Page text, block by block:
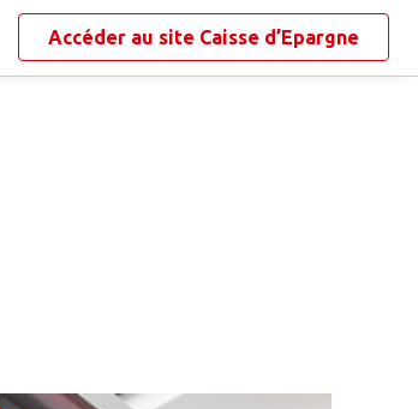
Accéder au site Caisse d’Epargne